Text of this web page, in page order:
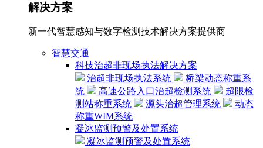
解决方案
新一代智慧感知与数字检测技术解决方案提供商
智慧交通
科技治超非现场执法解决方案
治超非现场执法系统
桥梁动态称重系
统
高速公路入口治超检测系统
超限检
测站称重系统
源头治超管理系统
动态
称重WIM系统
凝冰监测预警及处置系统
凝冰监测预警及处置系统